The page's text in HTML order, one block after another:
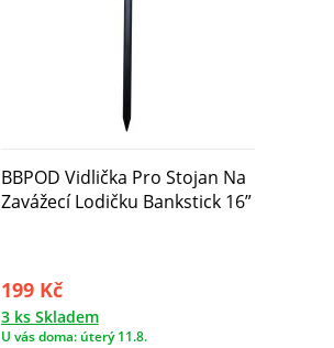
BBPOD Vidlička Pro Stojan Na
Zavážecí Lodičku Bankstick 16”
199 Kč
3 ks Skladem
U vás doma: úterý 11.8.